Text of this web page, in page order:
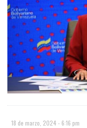
18 de marzo, 2024 - 6:16 pm